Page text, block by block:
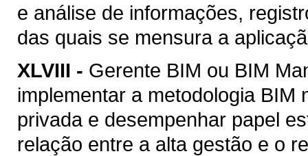
e análise de informações,
das quais se mensura a
XLVIII - Gerente BIM ou BIM
implementar a metodologia BIM
privada e desempenhar papel
relação entre a alta gestão e o